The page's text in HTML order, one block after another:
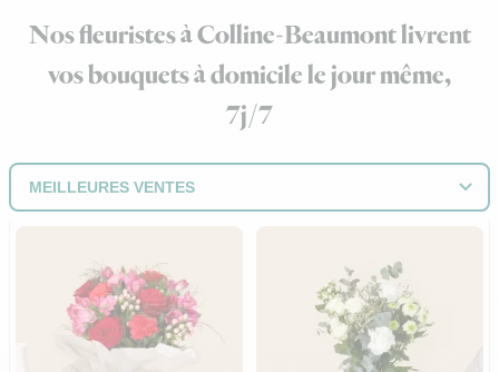
Nos fleuristes à Colline-Beaumont livrent
vos bouquets à domicile le jour même,
7j/7